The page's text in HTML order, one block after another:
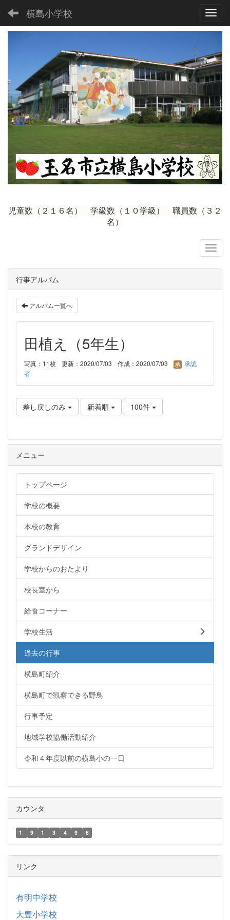
横島小学校
児童数（２１６名） 学級数（１０学級） 職員数（３２
名）
行事アルバム
アルバム一覧へ
田植え（5年生）
写真：11枚 更新：2020/07/03 作成：2020/07/03
承認
者
差し戻しのみ 新着順 100件
メニュー
トップページ
学校の概要
本校の教育
グランドデザイン
学校からのおたより
校長室から
給食コーナー
学校生活
過去の行事
横島町紹介
横島町で観察できる野鳥
行事予定
地域学校協働活動紹介
令和４年度以前の横島小の一日
カウンタ
1 9 1 3 4 9 6
リンク
有明中学校
大豊小学校